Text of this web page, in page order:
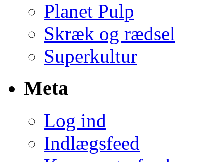
Planet Pulp
Skræk og rædsel
Superkultur
Meta
Log ind
Indlægsfeed